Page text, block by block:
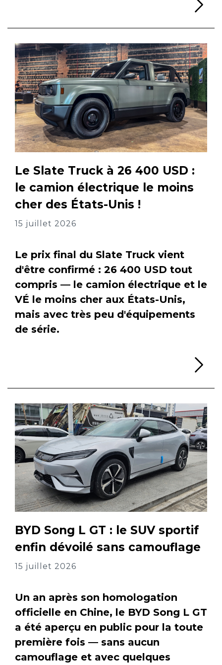
Le Slate Truck à 26 400 USD :
le camion électrique le moins
cher des États-Unis !
15 juillet 2026
Le prix final du Slate Truck vient
d'être confirmé : 26 400 USD tout
compris — le camion électrique et le
VÉ le moins cher aux États-Unis,
mais avec très peu d'équipements
de série.
BYD Song L GT : le SUV sportif
enfin dévoilé sans camouflage
15 juillet 2026
Un an après son homologation
officielle en Chine, le BYD Song L GT
a été aperçu en public pour la toute
première fois — sans aucun
camouflage et avec quelques